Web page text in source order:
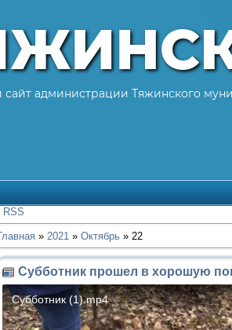
администрации Тяжинского
RSS
» 2021 » Октябрь » 22
Субботник прошел в хорошую